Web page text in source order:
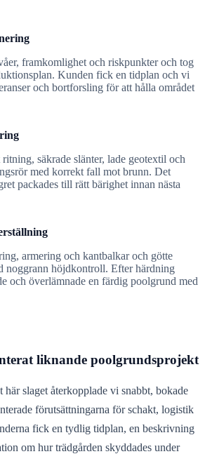
framkomlighet och riskpunkter och tog
Kunden fick en tidplan och vi
och bortforsling för att hålla området
säkrade slänter, lade geotextil och
med korrekt fall mot brunn. Det
packades till rätt bärighet innan nästa
armering och kantbalkar och götte
noggrann höjdkontroll. Efter härdning
och överlämnade en färdig poolgrund med
liknande poolgrundsprojekt
slaget återkopplade vi snabbt, bokade
förutsättningarna för schakt, logistik
fick en tydlig tidplan, en beskrivning
om hur trädgården skyddades under